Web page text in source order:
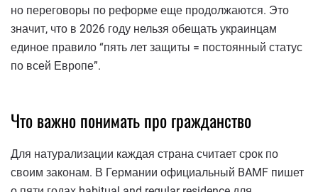
но переговоры по реформе еще продолжаются. Это
значит, что в 2026 году нельзя обещать украинцам
единое правило “пять лет защиты = постоянный статус
по всей Европе”.
Что важно понимать про гражданство
Для натурализации каждая страна считает срок по
своим законам. В Германии официальный BAMF пишет